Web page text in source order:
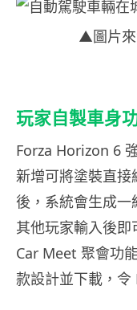
▲圖片來
玩家自製車身
Forza Horizon 6
新增可將塗裝直
後，系統會生成一
其他玩家輸入後
Car Meet 聚會功
款設計並下載，令